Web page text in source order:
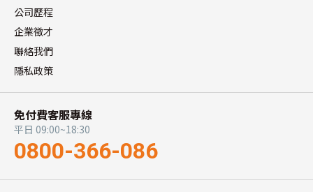
公司歷程
企業徵才
聯絡我們
隱私政策
免付費客服專線
平日 09:00~18:30
0800-366-086